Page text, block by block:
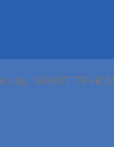
SKHDT TP.HCM